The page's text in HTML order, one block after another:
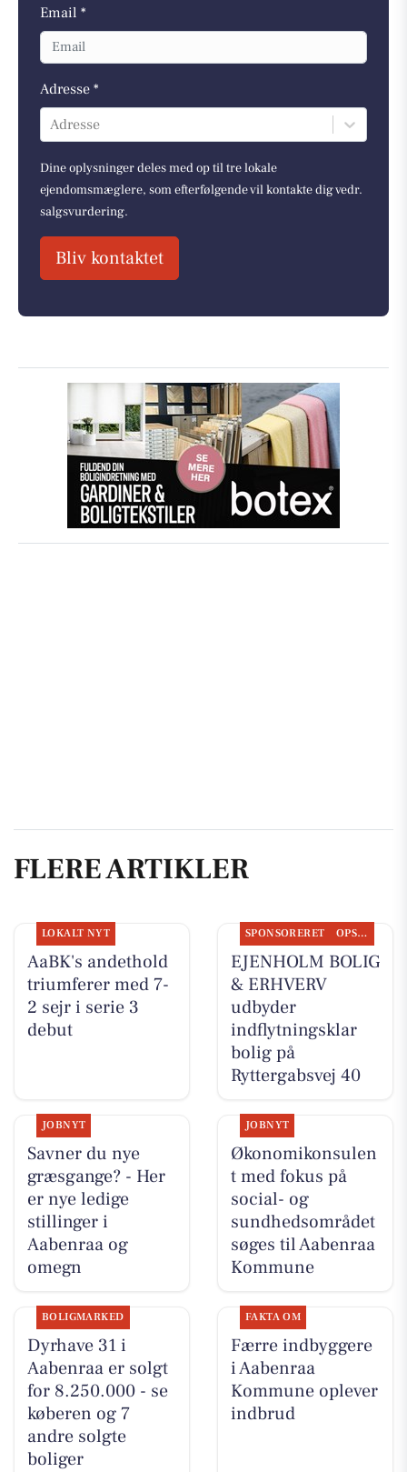
Email *
Adresse *
Adresse
Dine oplysninger deles med op til tre lokale
ejendomsmæglere, som efterfølgende vil kontakte dig vedr.
salgsvurdering.
Bliv kontaktet
FLERE ARTIKLER
LOKALT NYT
AaBK's andethold
triumferer med 7-
2 sejr i serie 3
debut
SPONSORERET OPSLAGSTAVLEN
EJENHOLM BOLIG
& ERHVERV
udbyder
indflytningsklar
bolig på
Ryttergabsvej 40
JOBNYT
Savner du nye
græsgange? - Her
er nye ledige
stillinger i
Aabenraa og
omegn
JOBNYT
Økonomikonsulen
t med fokus på
social- og
sundhedsområdet
søges til Aabenraa
Kommune
BOLIGMARKED
Dyrhave 31 i
Aabenraa er solgt
for 8.250.000 - se
køberen og 7
andre solgte
boliger
FAKTA OM
Færre indbyggere
i Aabenraa
Kommune oplever
indbrud